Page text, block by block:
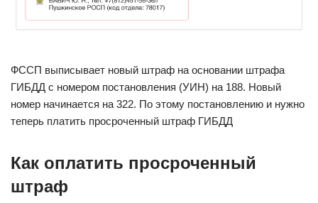
ФССП выписывает новый штраф на основании штрафа
ГИБДД с номером постановления (УИН) на 188. Новый
номер начинается на 322. По этому постановлению и нужно
теперь платить просроченный штраф ГИБДД
Как оплатить просроченный
штраф